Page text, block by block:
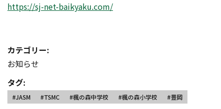
https://sj-net-baikyaku.com/
カテゴリー:
お知らせ
タグ:
#JASM #TSMC #楓の森中学校 #楓の森小学校 #豊岡